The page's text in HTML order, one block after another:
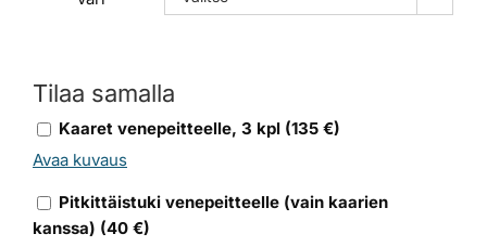
Tilaa samalla
Kaaret venepeitteelle, 3 kpl (135 €)
Avaa kuvaus
Pitkittäistuki venepeitteelle (vain kaarien
kanssa) (40 €)